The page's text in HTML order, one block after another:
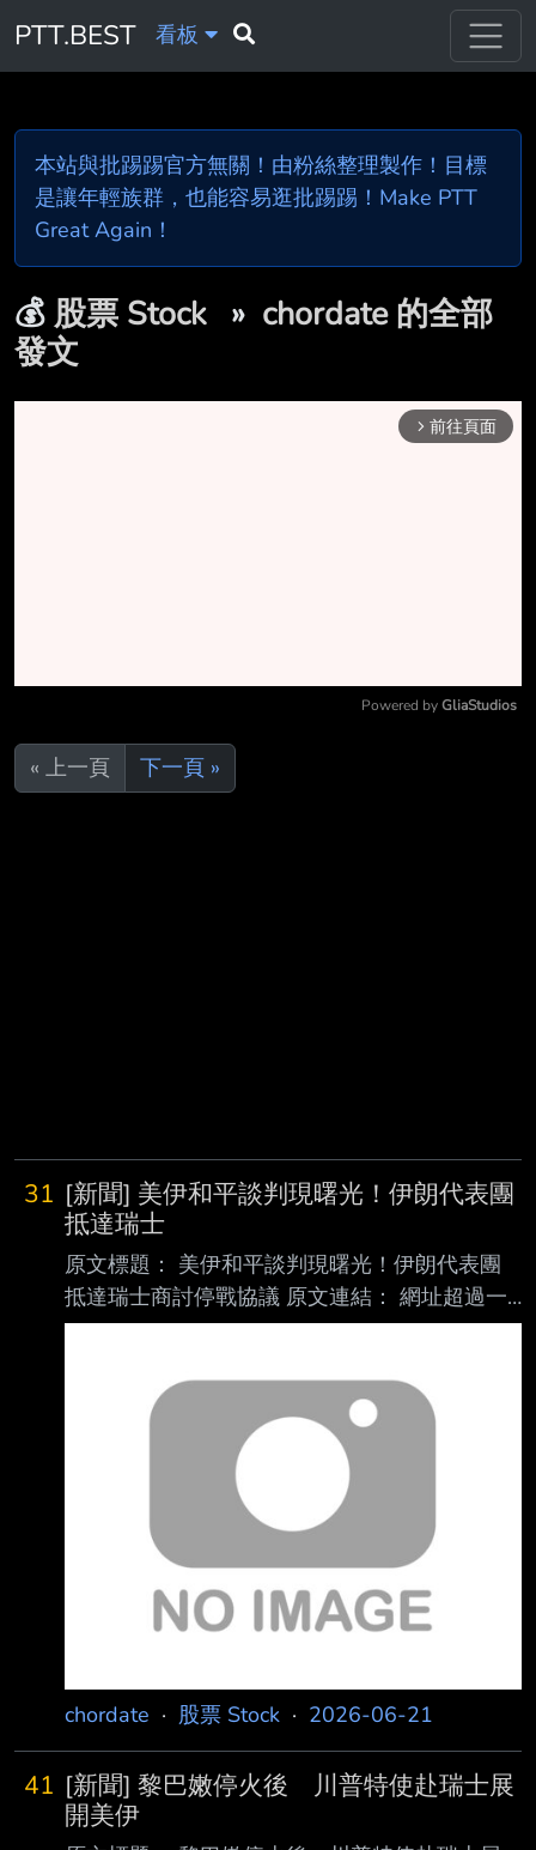
PTT.BEST 看板
本站與批踢踢官方無關！由粉絲整理製作！目標
是讓年輕族群，也能容易逛批踢踢！Make PTT
Great Again！
💰股票 Stock » chordate 的全部
發文
arrow_forward_ios 前往頁面
Powered by GliaStudios
« 上一頁 下一頁 »
31 [新聞] 美伊和平談判現曙光！伊朗代表團
抵達瑞士
原文標題： 美伊和平談判現曙光！伊朗代表團
抵達瑞士商討停戰協議 原文連結： 網址超過一
行，請用縮網址，連結不能點擊者板規 1-2-2
https://www.ftvnews.com.tw/news/detail/2026
621W0037 發布時間： 請勿張貼超過3天新聞
發佈時間：2026/06/21 05:03 更新時間：
2026/06/21 05:58 記者署名： AFP 法新社報導
原文內容： 中東局勢出現關鍵進展！瑞士官方
證實，伊朗代表團已於週六晚間抵達瑞士，準備
在石堡 度假村與美國展開關
chordate · 股票 Stock · 2026-06-21
41 [新聞] 黎巴嫩停火後 川普特使赴瑞士展
開美伊